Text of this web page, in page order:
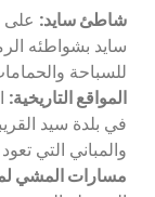
شاطئ سايد: على
سايد بشواطئه
للسباحة
المواقع التاريخية:
في بلدة سيد
والمباني التي
مسارات المشي